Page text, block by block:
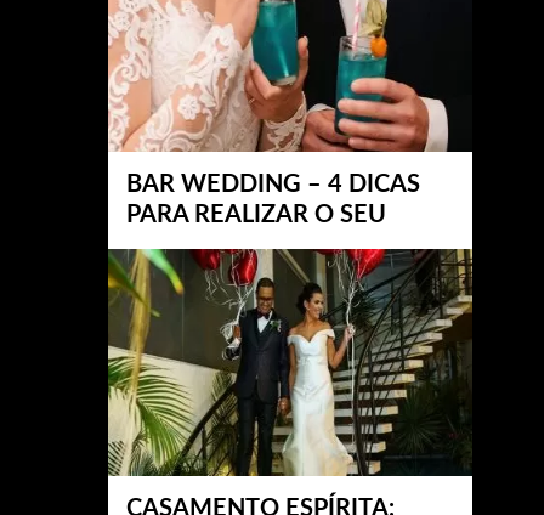
BAR WEDDING – 4 DICAS
PARA REALIZAR O SEU
CASAMENTO ESPÍRITA: